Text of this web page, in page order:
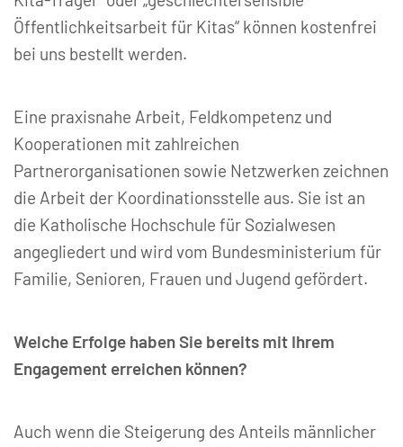
Öffentlichkeitsarbeit für Kitas“ können kostenfrei
bei uns bestellt werden.
Eine praxisnahe Arbeit, Feldkompetenz und
Kooperationen mit zahlreichen
Partnerorganisationen sowie Netzwerken zeichnen
die Arbeit der Koordinationsstelle aus. Sie ist an
die Katholische Hochschule für Sozialwesen
angegliedert und wird vom Bundesministerium für
Familie, Senioren, Frauen und Jugend gefördert.
Welche Erfolge haben Sie bereits mit Ihrem
Engagement erreichen können?
Auch wenn die Steigerung des Anteils männlicher